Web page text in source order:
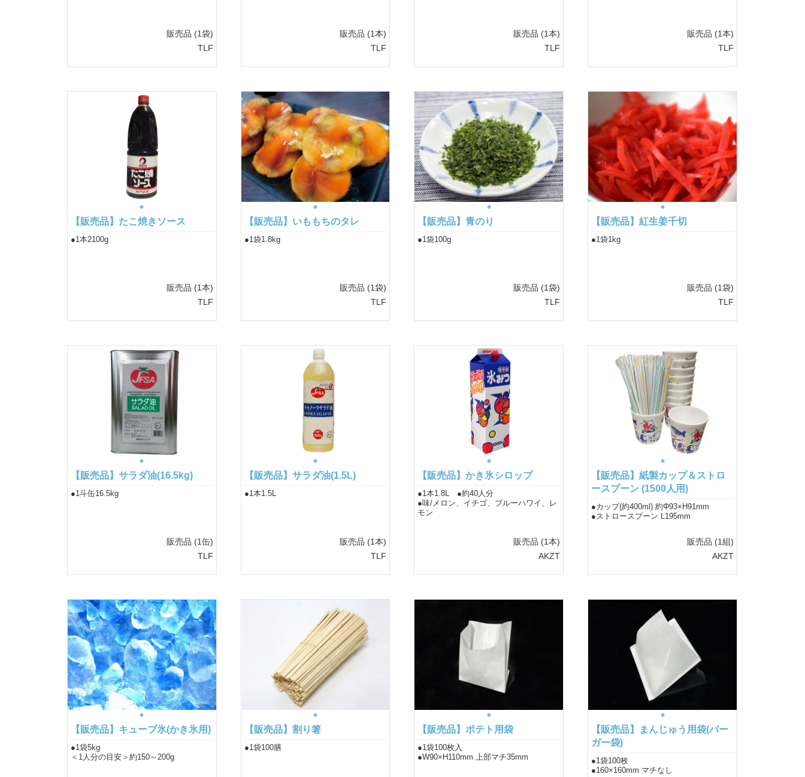
販売品 (1袋)
TLF
販売品 (1本)
TLF
販売品 (1本)
TLF
販売品 (1本)
TLF
【販売品】たこ焼きソース
●1本2100g
販売品 (1本)
TLF
【販売品】いももちのタレ
●1袋1.8kg
販売品 (1袋)
TLF
【販売品】青のり
●1袋100g
販売品 (1袋)
TLF
【販売品】紅生姜千切
●1袋1kg
販売品 (1袋)
TLF
【販売品】サラダ油(16.5kg)
●1斗缶16.5kg
販売品 (1缶)
TLF
【販売品】サラダ油(1.5L)
●1本1.5L
販売品 (1本)
TLF
【販売品】かき氷シロップ
●1本1.8L ●約40人分
●味/メロン、イチゴ、ブルーハワイ、レ
モン
販売品 (1本)
AKZT
【販売品】紙製カップ＆ストロ
ースプーン (1500人用)
●カップ(約400ml) 約Φ93×H91mm
●ストロースプーン L195mm
販売品 (1組)
AKZT
【販売品】キューブ氷(かき氷用)
●1袋5kg
＜1人分の目安＞約150～200g
【販売品】割り箸
●1袋100膳
【販売品】ポテト用袋
●1袋100枚入
●W90×H110mm 上部マチ35mm
【販売品】まんじゅう用袋(バー
ガー袋)
●1袋100枚
●160×160mm マチなし